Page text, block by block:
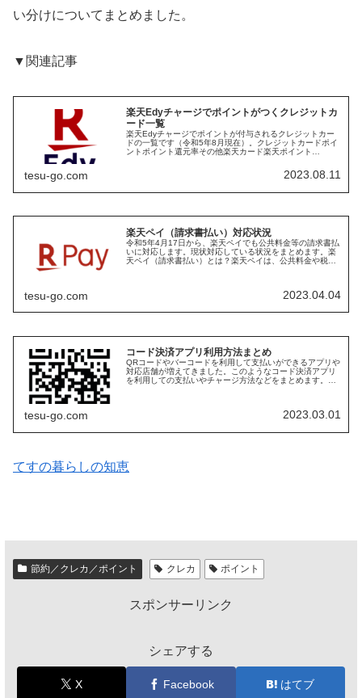
い分けについてまとめました。
▼関連記事
楽天Edyチャージでポイントがつくクレジットカ
ード一覧
楽天Edyチャージでポイントが付与されるクレジットカー
ドの一覧です（令和5年8月現在）。クレジットカードポイ
ントポイント還元率その他楽天カード楽天ポイント
tesu-go.com 2023.08.11
楽天ペイ（請求書払い）対応状況
令和5年4月17日から、楽天ペイでも公共料金等の請求書払
いに対応します。現状対応している状況をまとめます。楽
天ペイ（請求書払い）とは？楽天ペイは、公共料金や税金
tesu-go.com 2023.04.04
コード決済アプリ利用方法まとめ
QRコードやバーコードを利用して支払いができるアプリや
対応店舗が増えてきました。このようなコード決済アプリ
を利用しての支払いやチャージ方法などをまとめます。コ
tesu-go.com 2023.03.01
てすの暮らしの知恵
節約／クレカ／ポイント クレカ ポイント
スポンサーリンク
シェアする
X Facebook はてブ